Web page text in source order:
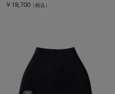
￥18,700 （税込）